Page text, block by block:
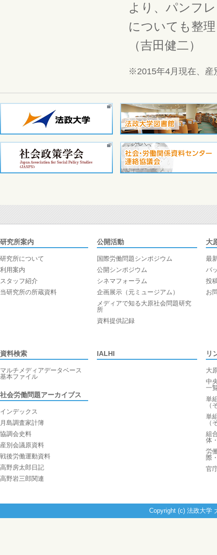
より、パンフ
についても整
（吉田健二）
※2015年4月現在、産
研究所案内
研究所について
利用案内
スタッフ紹介
当研究所の所蔵資料
公開活動
国際労働問題シンポジウム
公開シンポジウム
シネマフォーラム
企画展示（元ミュージアム）
メディアで知る大原社会問題研究
所
資料提供記録
大
最
バ
投
お
資料検索
マルチメディアデータベース
基本ファイル
社会労働問題アーカイブス
インデックス
月島調査家計簿
協調会史料
産別会議原資料
戦後労働運動資料
高野房太郎日記
高野岩三郎関連
IALHI リ
大
中
一
単
（
単
（
組
体
労
際
官
Copyright (c) 法政大学